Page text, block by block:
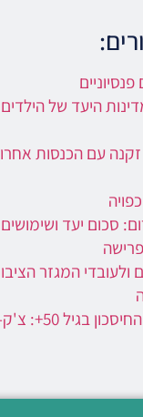
היעד של
עם הכנסות
סכום יעד
המגזר
50+: צ'ק-ליסט מקוצר